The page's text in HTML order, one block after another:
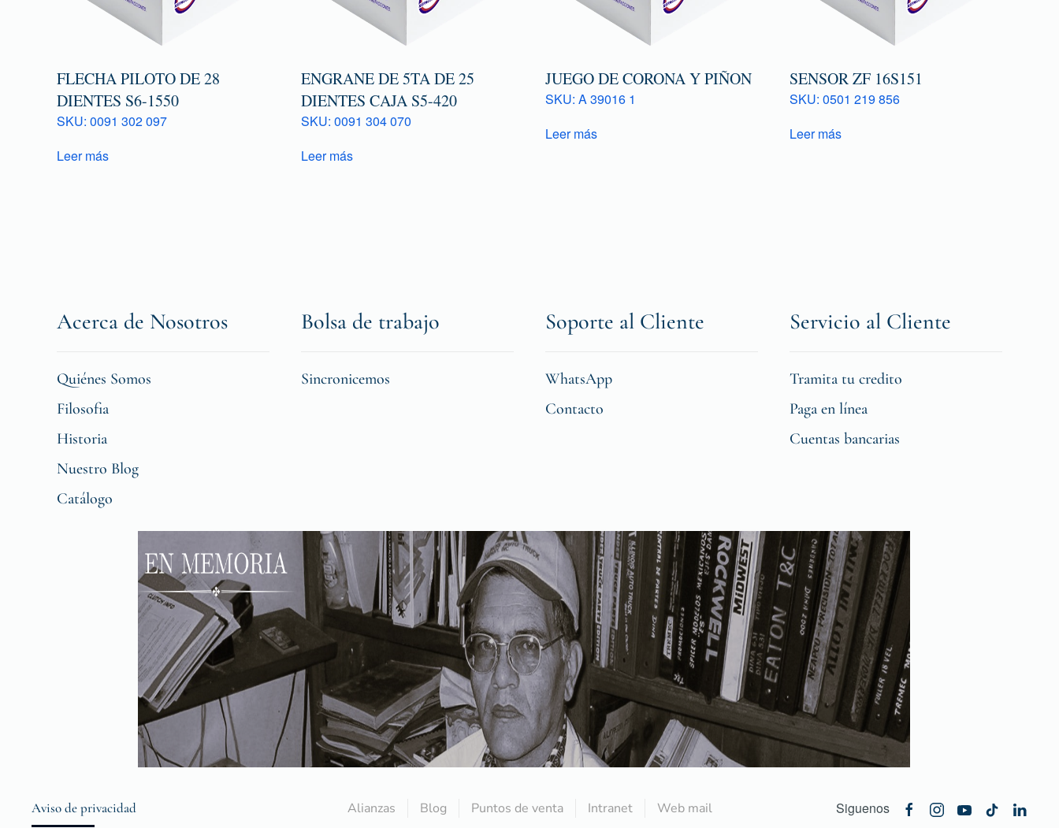
FLECHA PILOTO DE 28
DIENTES S6-1550
SKU: 0091 302 097
Leer más
ENGRANE DE 5TA DE 25
DIENTES CAJA S5-420
SKU: 0091 304 070
Leer más
JUEGO DE CORONA Y PIÑON
SKU: A 39016 1
Leer más
SENSOR ZF 16S151
SKU: 0501 219 856
Leer más
Acerca de Nosotros
Quiénes Somos
Filosofia
Historia
Nuestro Blog
Catálogo
Bolsa de trabajo
Sincronicemos
Soporte al Cliente
WhatsApp
Contacto
Servicio al Cliente
Tramita tu credito
Paga en línea
Cuentas bancarias
Aviso de privacidad Alianzas Blog Puntos de venta Intranet Web mail Siguenos